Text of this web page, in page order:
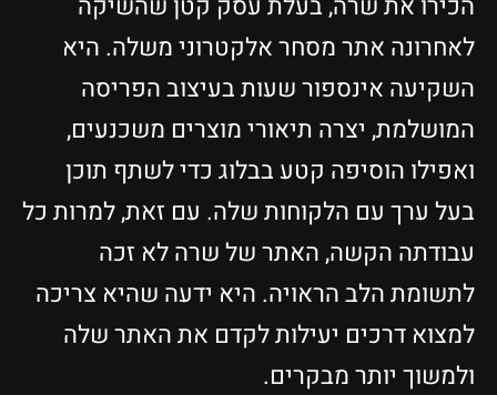
לאחרונה אתר מסחר אלקטרוני משלה. היא
השקיעה אינספור שעות בעיצוב הפריסה
המושלמת, יצרה תיאורי מוצרים משכנעים,
ואפילו הוסיפה קטע בבלוג כדי לשתף תוכן
בעל ערך עם הלקוחות שלה. עם זאת, למרות כל
עבודתה הקשה, האתר של שרה לא זכה
לתשומת הלב הראויה. היא ידעה שהיא צריכה
למצוא דרכים יעילות לקדם את האתר שלה
ולמשוך יותר מבקרים.